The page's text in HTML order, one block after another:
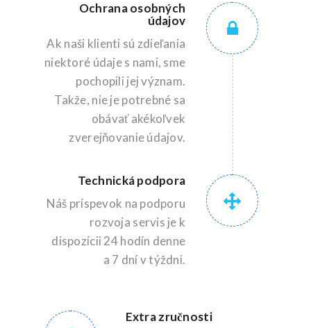
Ochrana osobných
údajov
Ak naši klienti sú zdieľania
niektoré údaje s nami, sme
pochopili jej význam.
Takže, nie je potrebné sa
obávať akékoľvek
zverejňovanie údajov.
Technická podpora
Náš príspevok na podporu
rozvoja servis je k
dispozícii 24 hodín denne
a 7 dní v týždni.
Extra zručnosti